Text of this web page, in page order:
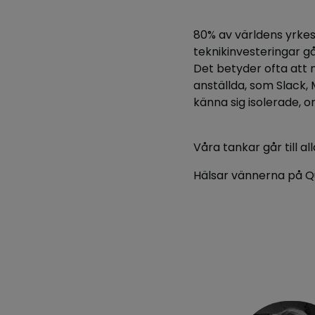
80% av världens
teknikinvesteringar
Det betyder ofta att
anställda, som
känna sig isolerade,
Våra tankar går till
Hälsar vännerna på